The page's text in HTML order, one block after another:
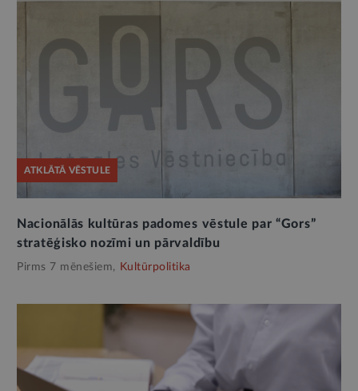
ATKLĀTĀ VĒSTULE
Nacionālās kultūras padomes vēstule par “Gors”
stratēģisko nozīmi un pārvaldību
Pirms 7 mēnešiem, Kultūrpolitika